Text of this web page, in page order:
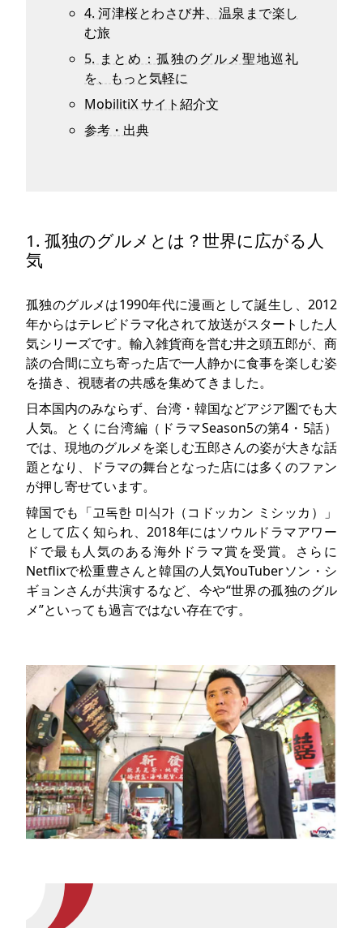
4. 河津桜とわさび丼、温泉まで楽し
む旅
5. まとめ：孤独のグルメ聖地巡礼
を、もっと気軽に
MobilitiX サイト紹介文
参考・出典
1. 孤独のグルメとは？世界に広がる人
気
孤独のグルメは1990年代に漫画として誕生し、2012
年からはテレビドラマ化されて放送がスタートした人
気シリーズです。輸入雑貨商を営む井之頭五郎が、商
談の合間に立ち寄った店で一人静かに食事を楽しむ姿
を描き、視聴者の共感を集めてきました。
日本国内のみならず、台湾・韓国などアジア圏でも大
人気。とくに台湾編（ドラマSeason5の第4・5話）
では、現地のグルメを楽しむ五郎さんの姿が大きな話
題となり、ドラマの舞台となった店には多くのファン
が押し寄せています。
韓国でも「고독한 미식가（コドッカン ミシッカ）」
として広く知られ、2018年にはソウルドラマアワー
ドで最も人気のある海外ドラマ賞を受賞。さらに
Netflixで松重豊さんと韓国の人気YouTuberソン・シ
ギョンさんが共演するなど、今や“世界の孤独のグル
メ”といっても過言ではない存在です。